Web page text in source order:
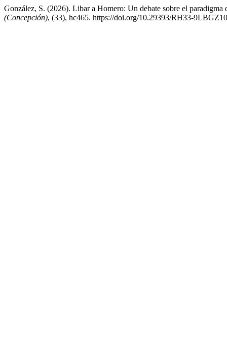
González, S. (2026). Libar a Homero: Un debate sobre el
(Concepción), (33), hc465. https://doi.org/10.29393/RH33-